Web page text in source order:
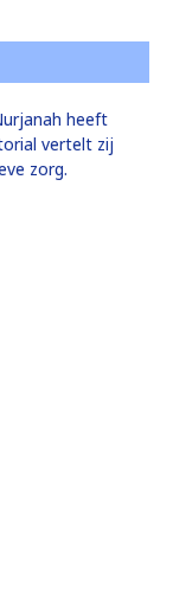
heeft
vertelt zij
zorg.